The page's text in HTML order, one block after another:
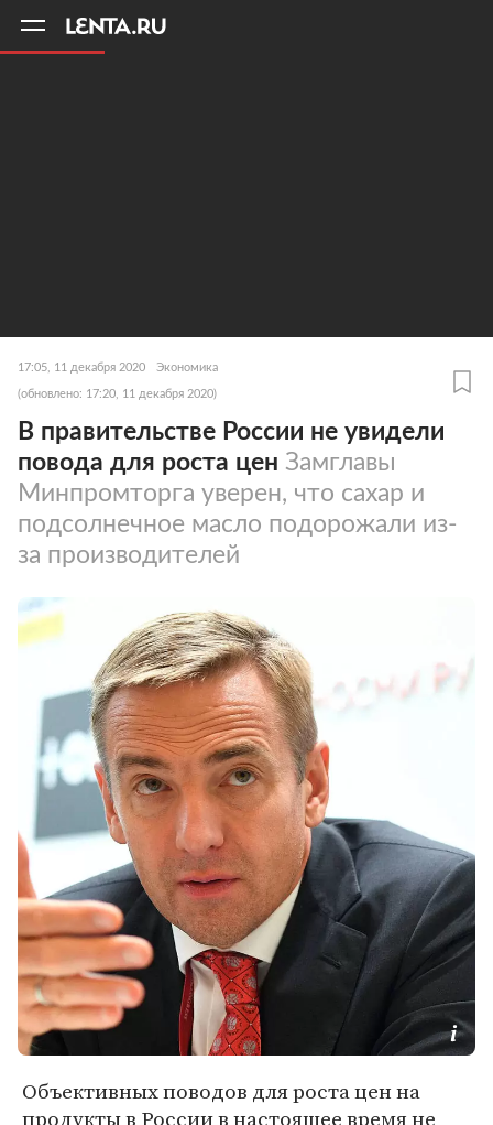
17:05, 11 декабря 2020 Экономика
(обновлено: 17:20, 11 декабря 2020)
В правительстве России не увидели
повода для роста цен Замглавы
Минпромторга уверен, что сахар и
подсолнечное масло подорожали из-
за производителей
Объективных поводов для роста цен на
продукты в России в настоящее время не